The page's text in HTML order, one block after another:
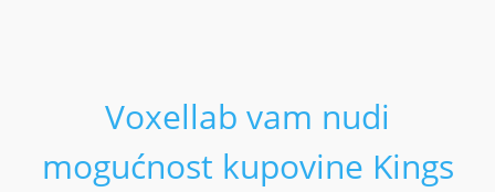
Voxellab vam nudi
mogućnost kupovine Kings